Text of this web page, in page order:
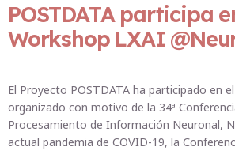
POSTDATA participa
Workshop LXAI
El Proyecto POSTDATA ha participado en
organizado con motivo de la 34ª
Procesamiento de Información Neuronal,
actual pandemia de COVID-19, la